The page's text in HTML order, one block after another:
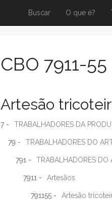
Buscar O que é?
CBO 7911-55
Artesão
7 - TRABALHADORES DA
79 - TRABALHADORES DO
791 - TRABALHADORES DO
7911 - Artesãos
791155 - Artesão